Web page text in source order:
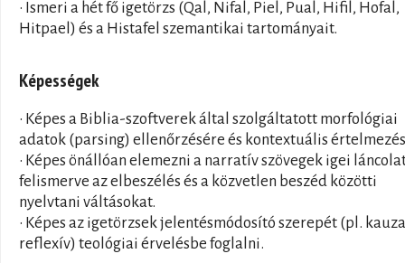
• Ismeri a hét fő igetörzs (Qal, Nifal, Piel, Pual, Hifil, Hofal,
Hitpael) és a Histafel szemantikai tartományait.
Képességek
• Képes a Biblia-szoftverek által szolgáltatott morfológiai
adatok (parsing) ellenőrzésére és kontextuális
• Képes önállóan elemezni a narratív szövegek igei
felismerve az elbeszélés és a közvetlen beszéd közötti
nyelvtani váltásokat.
• Képes az igetörzsek jelentésmódosító szerepét (pl.
reflexív) teológiai érvelésbe foglalni.